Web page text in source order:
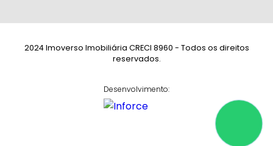
2024 Imoverso Imobiliária CRECI 8960 - Todos os direitos
reservados.
Desenvolvimento: